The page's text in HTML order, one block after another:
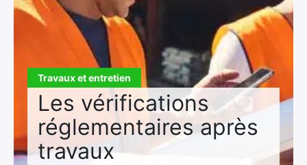
Travaux et entretien
Les vérifications
réglementaires après
travaux